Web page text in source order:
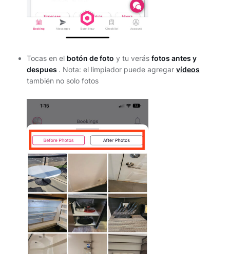
Tocas en el botón de foto y tu verás fotos antes y
despues . Nota: el limpiador puede agregar vídeos
también no solo fotos